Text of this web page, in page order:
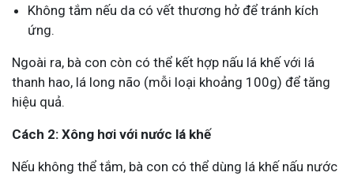
Không tắm nếu da có vết thương hở để tránh kích
ứng.
Ngoài ra, bà con còn có thể kết hợp nấu lá khế với lá
thanh hao, lá long não (mỗi loại khoảng 100g) để tăng
hiệu quả.
Cách 2: Xông hơi với nước lá khế
Nếu không thể tắm, bà con có thể dùng lá khế nấu nước